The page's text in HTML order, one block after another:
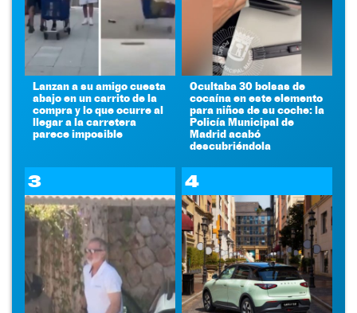
Lanzan a su amigo cuesta
abajo en un carrito de la
compra y lo que ocurre al
llegar a la carretera
parece imposible
Ocultaba 30 bolsas de
cocaína en este elemento
para niños de su coche: la
Policía Municipal de
Madrid acabó
descubriéndola
3 4